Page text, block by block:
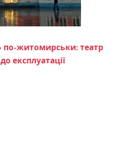
по-житомирськи: театр
експлуатації